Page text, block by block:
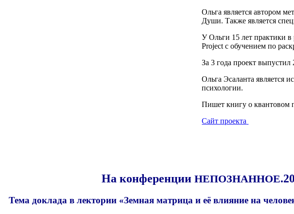
Оль­га явля­ет­ся авто­ром
Души. Так­же явля­ет­ся
У Оль­ги 15 лет прак­ти­ки в
Project с обу­че­ни­ем по
За 3 года про­ект
Оль­га Эса­лан­та явля­ет­ся
психологии.
Пишет кни­гу о кван­то­вом
Сайт про­ек­та
На конференции НЕПОЗНАННОЕ
Тема доклада в лектории «Земная матрица и её влияние на